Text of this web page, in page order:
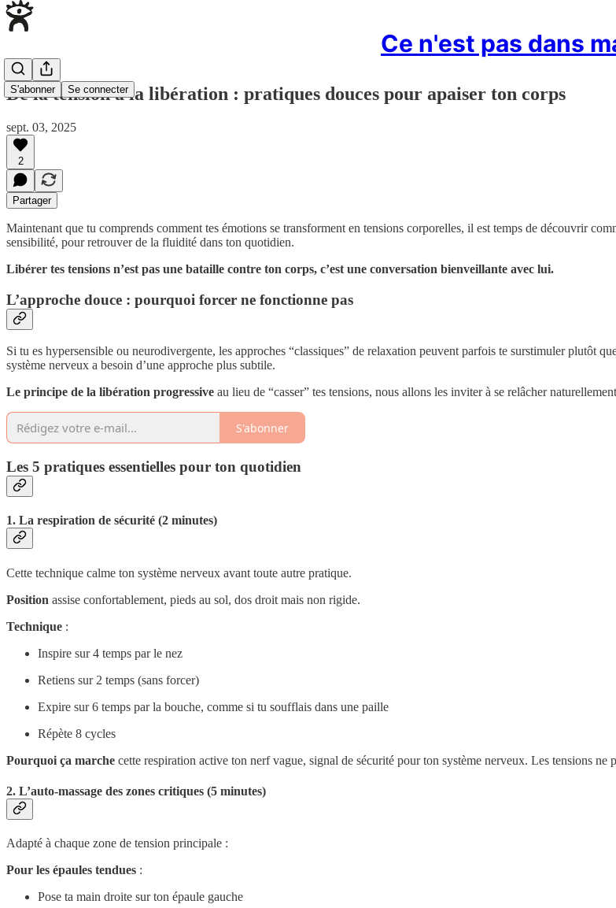
Ce n'est pas dans
S'abonner Se connecter
De la tension à la libération : pratiques douces pour apaiser ton corps
sept. 03, 2025
2
Partager
Maintenant que tu comprends comment tes émotions se transforment en tensions corporelles, il est temps de découvrir
sensibilité, pour retrouver de la fluidité dans ton quotidien.
Libérer tes tensions n’est pas une bataille contre ton corps, c’est une conversation bienveillante avec lui.
L’approche douce : pourquoi forcer ne fonctionne pas
Si tu es hypersensible ou neurodivergente, les approches “classiques” de relaxation peuvent parfois te surstimuler plutôt
système nerveux a besoin d’une approche plus subtile.
Le principe de la libération progressive au lieu de “casser” tes tensions, nous allons les inviter à se relâcher
S'abonner
Les 5 pratiques essentielles pour ton quotidien
1. La respiration de sécurité (2 minutes)
Cette technique calme ton système nerveux avant toute autre pratique.
Position assise confortablement, pieds au sol, dos droit mais non rigide.
Technique :
Inspire sur 4 temps par le nez
Retiens sur 2 temps (sans forcer)
Expire sur 6 temps par la bouche, comme si tu soufflais dans une paille
Répète 8 cycles
Pourquoi ça marche cette respiration active ton nerf vague, signal de sécurité pour ton système nerveux. Les tensions ne
2. L’auto-massage des zones critiques (5 minutes)
Adapté à chaque zone de tension principale :
Pour les épaules tendues :
Pose ta main droite sur ton épaule gauche